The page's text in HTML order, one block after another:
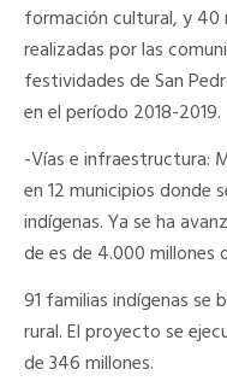
formación cultural, y 40
realizadas por las
festividades de San
en el período 2018-2019.
-Vías e infraestructura:
en 12 municipios donde
indígenas. Ya se ha
de es de 4.000 millones
91 familias indígenas se
rural. El proyecto se
de 346 millones.